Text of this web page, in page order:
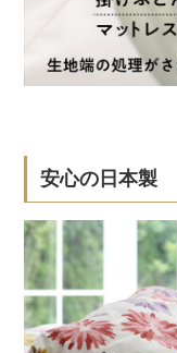
安心の日本製